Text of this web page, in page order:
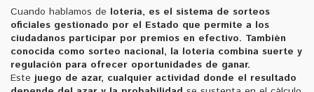
Cuando hablamos de lotería, es el sistema de sorteos
oficiales gestionado por el Estado que permite a los
ciudadanos participar por premios en efectivo. También
conocida como sorteo nacional, la lotería combina suerte y
regulación para ofrecer oportunidades de ganar.
Este juego de azar, cualquier actividad donde el resultado